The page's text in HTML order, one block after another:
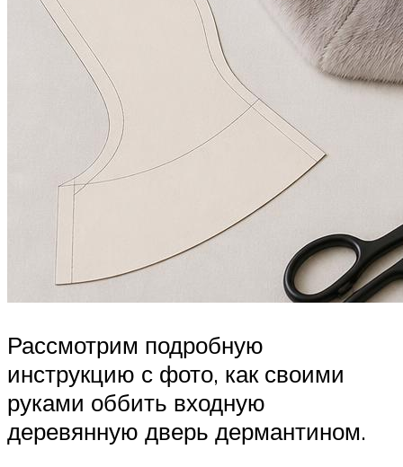
Рассмотрим подробную
инструкцию с фото, как своими
руками оббить входную
деревянную дверь дермантином.